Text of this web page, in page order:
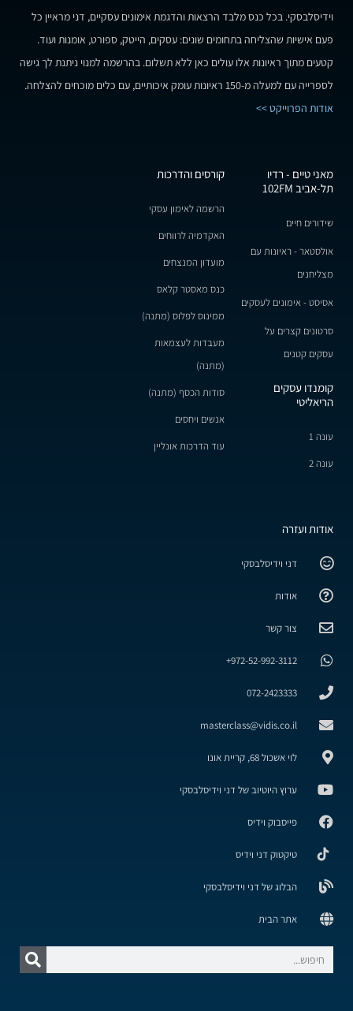
וידיסלבסקי. בכל כנס מלבד הרצאות והדגמת אימונים עסקיים, דני מראיין כל
פעם אישיות שהצליחה בתחומים שונים: עסקים, הייטק, ספורט, אומנות ועוד.
קטעים מתוך ראיונות אלו עולים כאן ללא תשלום. בהרשמה למנוי ניתנת לך גישה
לספרייה עם למעלה מ-150 ראיונות עומק איכותיים, עם כלים מוכחים להצלחה.
אודות הפרוייקט >>
מאני טיים - רדיו
תל-אביב 102FM
שידורים חיים
אולסטאר - ראיונות עם
מצליחנים
אסיסט - אימונים לעסקים
סרטונים קצרים על
עסקים קטנים
קומנדו עסקים
הריאליטי
עונה 1
עונה 2
קורסים והדרכות
הרשמה לאימון עסקי
האקדמיה לרווחים
מועדון המנצחים
כנס מאסטר קלאס
ממינוס לפלוס (מתנה)
מעבדות לעצמאות
(מתנה)
סודות הכסף (מתנה)
אנשים ויחסים
עוד הדרכות אונליין
אודות ועזרה
דני וידיסלבסקי
אודות
צור קשר
972-52-992-3112+
072-2423333
masterclass@vidis.co.il
לוי אשכול 68, קריית אונו
ערוץ היוטיוב של דני וידיסלבסקי
פייסבוק וידיס
טיקטוק דני וידיס
הבלוג של דני וידיסלבסקי
אתר הבית